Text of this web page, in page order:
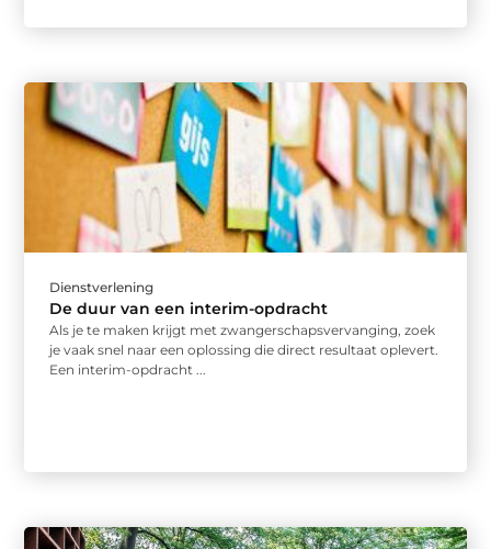
Dienstverlening
De duur van een interim-opdracht
Als je te maken krijgt met zwangerschapsvervanging, zoek
je vaak snel naar een oplossing die direct resultaat oplevert.
Een interim-opdracht ...